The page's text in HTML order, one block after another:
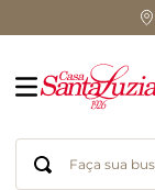
Faça sua busca